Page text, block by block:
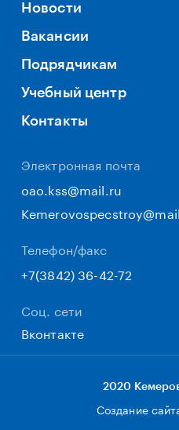
Новости
Вакансии
Подрядчикам
Учебный центр
Контакты
Электронная почта
oao.kss@mail.ru
Телефон/факс
+7(3842) 36-42-72
Соц. сети
Вконтакте
2020
Создание